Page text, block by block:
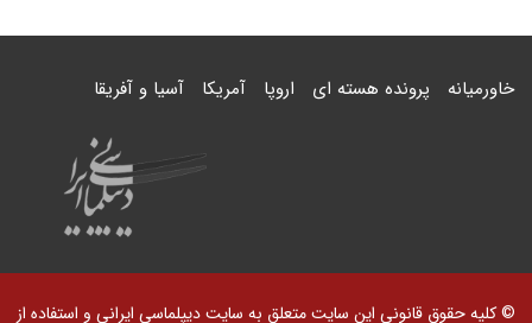
خاورمیانه پرونده هسته ای اروپا آمریکا آسیا و آفریقا
© کلیه حقوق قانونی این سایت متعلق به سایت دیپلماسی ایرانی و استفاده از